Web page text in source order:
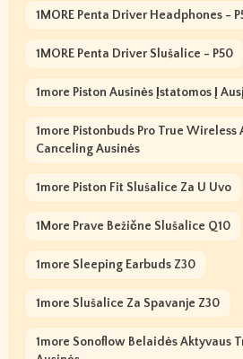
1MORE Penta Driver Headphones -
1MORE Penta Driver Slušalice - P50
1more Piston Ausinės Įstatomos Į Ausį
1more Pistonbuds Pro True Wireless
Canceling Ausinės
1more Piston Fit Slušalice Za U Uvo
1More Prave Bežične Slušalice Q10
1more Sleeping Earbuds Z30
1more Slušalice Za Spavanje Z30
1more Sonoflow Belaidės Aktyvaus